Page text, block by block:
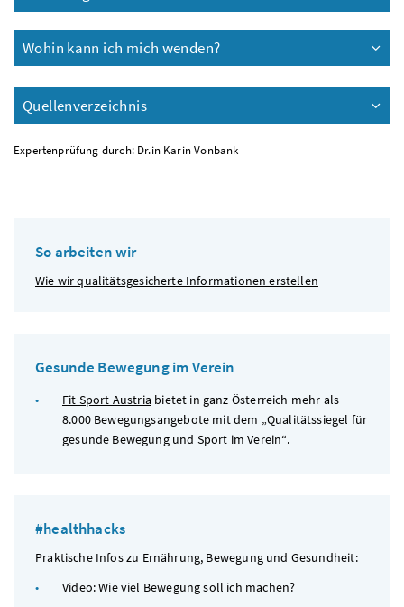
Wohin kann ich mich wenden?
Quellenverzeichnis
Expertenprüfung durch: Dr.in Karin Vonbank
So arbeiten wir
Wie wir qualitätsgesicherte Informationen erstellen
Gesunde Bewegung im Verein
Fit Sport Austria bietet in ganz Österreich mehr als
8.000 Bewegungsangebote mit dem „Qualitätssiegel für
gesunde Bewegung und Sport im Verein“.
#healthhacks
Praktische Infos zu Ernährung, Bewegung und Gesundheit:
Video:Wie viel Bewegung soll ich machen?